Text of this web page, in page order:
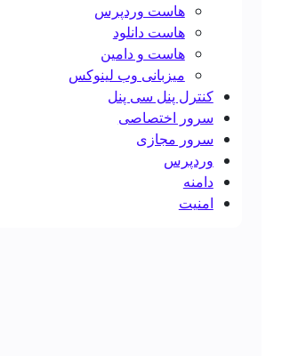
هاست وردپرس
هاست دانلود
هاست و دامین
میزبانی وب لینوکس
کنترل پنل سی پنل
سرور اختصاصی
سرور مجازی
وردپرس
دامنه
امنیت